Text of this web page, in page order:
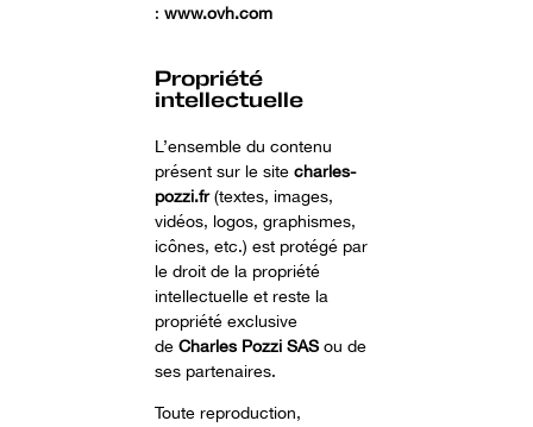
: www.ovh.com
Propriété
intellectuelle
L’ensemble du contenu
présent sur le site charles-
pozzi.fr(textes, images,
vidéos, logos, graphismes,
icônes, etc.) est protégé par
le droit de la propriété
intellectuelle et reste la
propriété exclusive
de Charles Pozzi SAS ou de
ses partenaires.
Toute reproduction,